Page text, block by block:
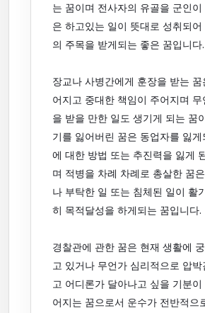
는 꿈이며 전사자의 유골을 군인
은 하고있는 일이 뜻대로 성취되
의 주목을 받게되는 좋은 꿈입니다.
장교나 사병간에게 훈장을 받는
어지고 중대한 책임이 주어지며 무
을 받을 만한 일도 생기게 되는 꿈
기를 잃어버린 꿈은 동업자를 잃게
에 대한 방법 또는 추진력을 잃게
며 적병을 차례 차례로 총살한 꿈
나 부탁한 일 또는 침체된 일이 활
히 목적달성을 하게되는 꿈입니다.
경찰관에 관한 꿈은 현재 생활에
고 있거나 무언가 심리적으로 압박
고 어디론가 달아나고 싶을 기분
어지는 꿈으로서 운수가 전반적으